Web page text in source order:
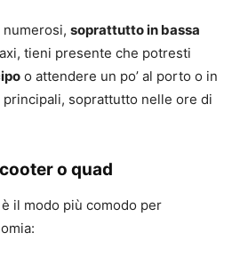
soprattutto in bassa
tieni presente che potresti
o attendere un po’ al porto o in
soprattutto nelle ore di
o quad
è il modo più comodo per